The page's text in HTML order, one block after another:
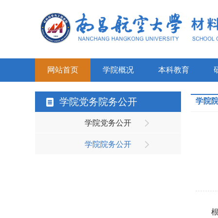
网站首页 学院概况 本科教育
学院党务院务公开
学院党务公开
学院院务公开
学院